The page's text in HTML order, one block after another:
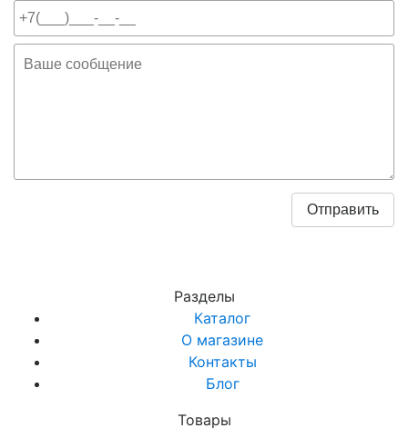
Разделы
Каталог
О магазине
Контакты
Блог
Товары